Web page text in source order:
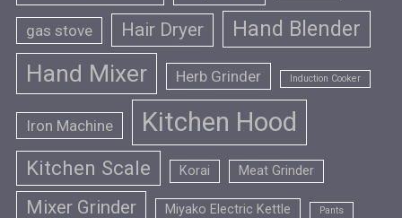
gas stove Hair Dryer Hand Blender
Hand Mixer Herb Grinder Induction Cooker
Iron Machine Kitchen Hood
Kitchen Scale Korai Meat Grinder
Mixer Grinder Miyako Electric Kettle Pants